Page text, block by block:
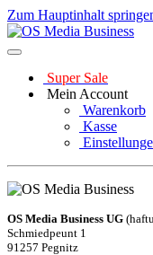
Zum Hauptinhalt
Super Sale
Mein Account
Warenkorb
Kasse
OS Media Business UG
Schmiedpeunt 1
91257 Pegnitz